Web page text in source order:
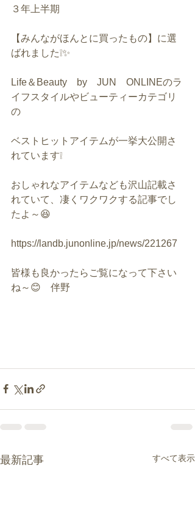
３年上半期
【みんながほんとに買ったもの】に選
ばれました❕✨
Life＆Beauty　by　JUN　ONLINEのラ
イフスタイルやビューティーカテゴリ
の
ベストヒットアイテムが一挙大公開さ
れています❕
おしゃれなアイテムなども沢山記載さ
れていて、凄くワクワクする記事でし
たよ～😆
https://landb.junonline.jp/news/221267
皆様も良かったらご覧になって下さい
ね～😊　伴野
最新記事 すべて表示